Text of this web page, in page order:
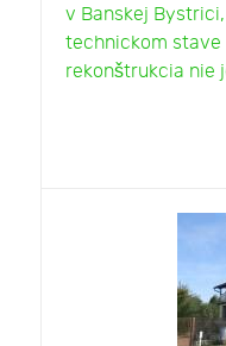
v Banskej
technickom stave
rekonštrukcia nie